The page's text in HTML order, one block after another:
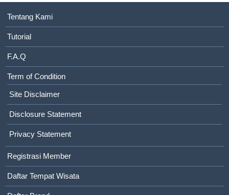
Tentang Kami
Tutorial
F.A.Q
Term of Condition
Site Disclaimer
Disclosure Statement
Privacy Statement
Registrasi Member
Daftar Tempat Wisata